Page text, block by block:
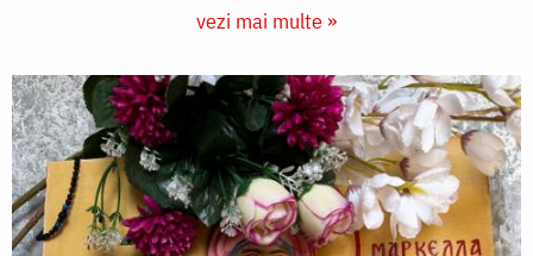
vezi mai multe »